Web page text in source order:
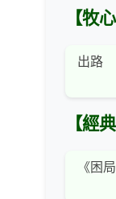
【牧
出路
【經
《困局